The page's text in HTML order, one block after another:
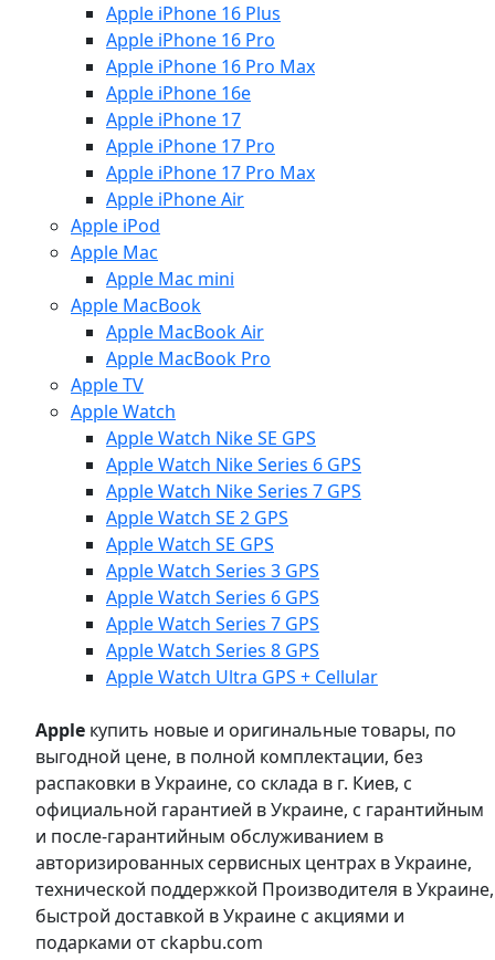
Apple iPhone 16 Plus
Apple iPhone 16 Pro
Apple iPhone 16 Pro Max
Apple iPhone 16e
Apple iPhone 17
Apple iPhone 17 Pro
Apple iPhone 17 Pro Max
Apple iPhone Air
Apple iPod
Apple Mac
Apple Mac mini
Apple MacBook
Apple MacBook Air
Apple MacBook Pro
Apple TV
Apple Watch
Apple Watch Nike SE GPS
Apple Watch Nike Series 6 GPS
Apple Watch Nike Series 7 GPS
Apple Watch SE 2 GPS
Apple Watch SE GPS
Apple Watch Series 3 GPS
Apple Watch Series 6 GPS
Apple Watch Series 7 GPS
Apple Watch Series 8 GPS
Apple Watch Ultra GPS + Cellular
Apple купить новые и оригинальные товары, по
выгодной цене, в полной комплектации, без
распаковки в Украине, со склада в г. Киев, с
официальной гарантией в Украине, с гарантийным
и после-гарантийным обслуживанием в
авторизированных сервисных центрах в Украине,
технической поддержкой Производителя в Украине,
быстрой доставкой в Украине с акциями и
подарками от ckapbu.com